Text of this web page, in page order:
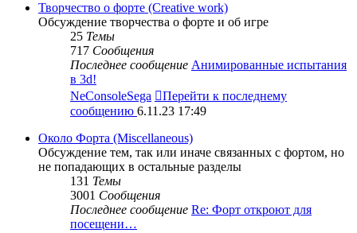
Творчество о форте (Creative work)
Обсуждение творчества о форте и об игре
25 Темы
717 Сообщения
Последнее сообщение Анимированные испытания
в 3d!
NeConsoleSega
Перейти к последнему
сообщению 6.11.23 17:49
Около Форта (Miscellaneous)
Обсуждение тем, так или иначе связанных с фортом, но
не попадающих в остальные разделы
131 Темы
3001 Сообщения
Последнее сообщение Re: Форт откроют для
посещени…